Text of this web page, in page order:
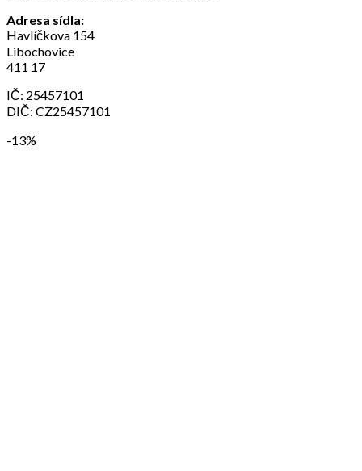
Adresa sídla:
Havlíčkova 154
Libochovice
411 17
IČ: 25457101
DIČ: CZ25457101
-13%